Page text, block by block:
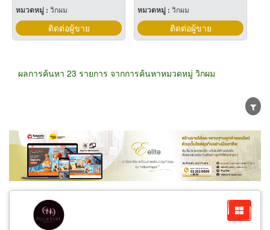
หมวดหมู่ : วิกผม
ติดต่อผู้ขาย
หมวดหมู่ :วิกผม
ติดต่อผู้ขาย
ผลการค้นหา 23 รายการ จากการค้นหาหมวดหมู่ วิกผม
ขายส่ง ขายปลีก ผู้ผลิต
ตัวแทนจัดจำหน่าย
ผู้ส่งออก/นำเข้า
ธุรกิจบริการ